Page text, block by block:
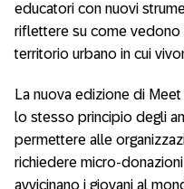
educatori con nuovi
riflettere su come
territorio urbano in cui
La nuova edizione di
lo stesso principio degli
permettere alle
richiedere micro-
avvicinano i giovani al